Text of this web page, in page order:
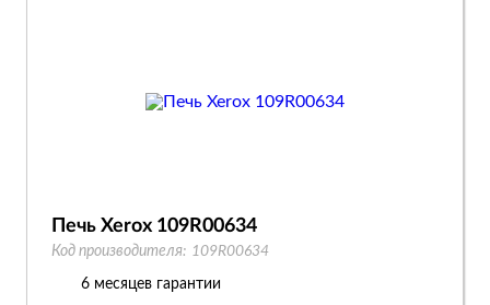
Печь Xerox 109R00634
Код производителя: 109R00634
6 месяцев гарантии